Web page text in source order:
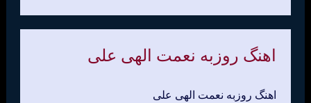
اهنگ روزبه نعمت الهی علی
اهنگ روزبه نعمت الهی علی